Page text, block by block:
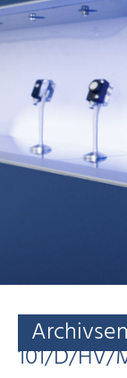
101/D/HV/